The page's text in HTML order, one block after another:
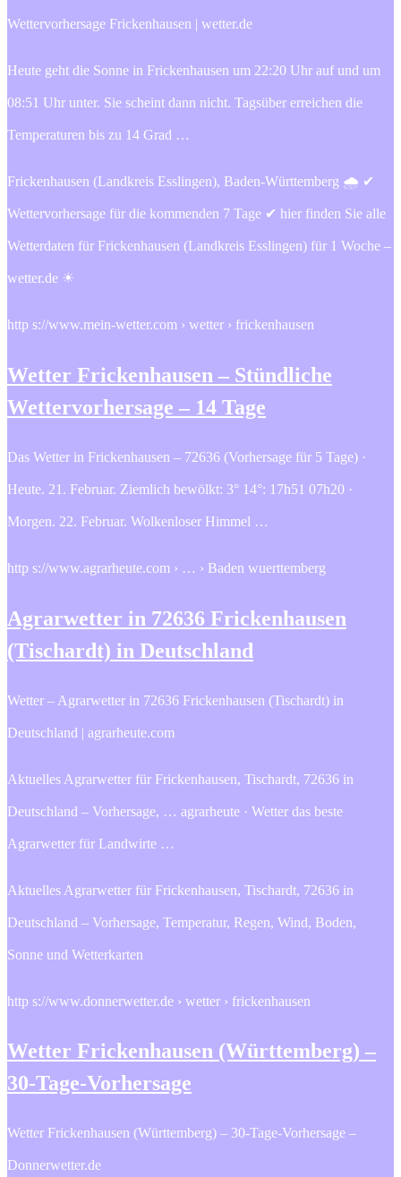
Wettervorhersage Frickenhausen | wetter.de
Heute geht die Sonne in Frickenhausen um 22:20 Uhr auf und um
08:51 Uhr unter. Sie scheint dann nicht. Tagsüber erreichen die
Temperaturen bis zu 14 Grad …
Frickenhausen (Landkreis Esslingen), Baden-Württemberg 🌧️ ✔
Wettervorhersage für die kommenden 7 Tage ✔ hier finden Sie alle
Wetterdaten für Frickenhausen (Landkreis Esslingen) für 1 Woche –
wetter.de ☀
http s://www.mein-wetter.com › wetter › frickenhausen
Wetter Frickenhausen – Stündliche
Wettervorhersage – 14 Tage
Das Wetter in Frickenhausen – 72636 (Vorhersage für 5 Tage) ·
Heute. 21. Februar. Ziemlich bewölkt: 3° 14°: 17h51 07h20 ·
Morgen. 22. Februar. Wolkenloser Himmel …
http s://www.agrarheute.com › … › Baden wuerttemberg
Agrarwetter in 72636 Frickenhausen
(Tischardt) in Deutschland
Wetter – Agrarwetter in 72636 Frickenhausen (Tischardt) in
Deutschland | agrarheute.com
Aktuelles Agrarwetter für Frickenhausen, Tischardt, 72636 in
Deutschland – Vorhersage, … agrarheute · Wetter das beste
Agrarwetter für Landwirte …
Aktuelles Agrarwetter für Frickenhausen, Tischardt, 72636 in
Deutschland – Vorhersage, Temperatur, Regen, Wind, Boden,
Sonne und Wetterkarten
http s://www.donnerwetter.de › wetter › frickenhausen
Wetter Frickenhausen (Württemberg) –
30-Tage-Vorhersage
Wetter Frickenhausen (Württemberg) – 30-Tage-Vorhersage –
Donnerwetter.de